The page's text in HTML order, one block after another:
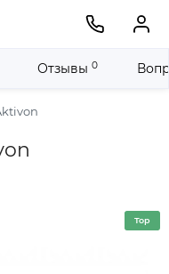
Отзывы 0
Top